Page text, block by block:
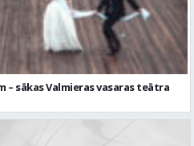
sākas Valmieras vasaras teātra